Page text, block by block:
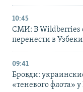
10:45
СМИ: В Wildberries
перенести в
09:41
Бровди:
«теневого флота»